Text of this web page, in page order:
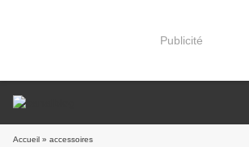
Publicité
Accueil » accessoires